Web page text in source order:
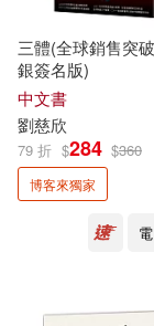
佐佐木讓
佐藤究(2)
余英時(2)
二魚文化
信誼基金出
允晨文化(2)
三體(全球銷售突
銀簽名版)
中文書
劉慈欣
79 折 $284 $360
博客來獨家
電